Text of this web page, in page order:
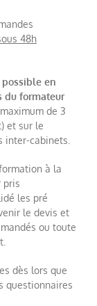
48h
en
du formateur
de 3
et sur le
inter-cabinets.
à la
pris
les pré
le devis et
ou toute
dès lors que
questionnaires